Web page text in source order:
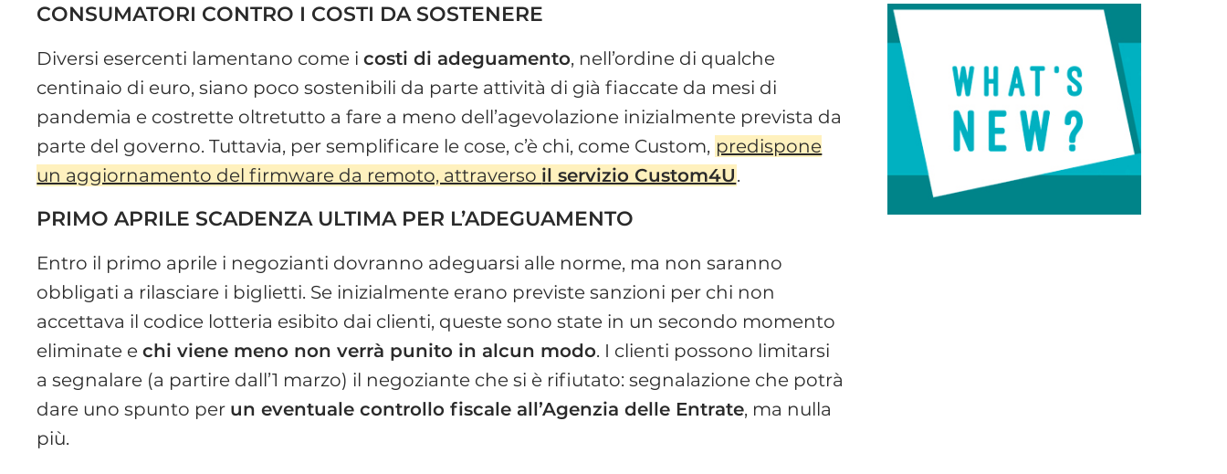
CONSUMATORI CONTRO I COSTI DA SOSTENERE
Diversi esercenti lamentano come icosti di adeguamento, nell’ordine di qualche
centinaio di euro, siano poco sostenibili da parte attività di già fiaccate da mesi di
pandemia e costrette oltretutto a fare a meno dell’agevolazione inizialmente prevista da
parte del governo. Tuttavia, per semplificare le cose, c’è chi, come Custom, predispone
un aggiornamento del firmware da remoto, attraverso il servizio Custom4U.
PRIMO APRILE SCADENZA ULTIMA PER L’ADEGUAMENTO
Entro il primo aprile i negozianti dovranno adeguarsi alle norme, ma non saranno
obbligati a rilasciare i biglietti. Se inizialmente erano previste sanzioni per chi non
accettava il codice lotteria esibito dai clienti, queste sono state in un secondo momento
eliminate echi viene meno non verrà punito in alcun modo. I clienti possono limitarsi
a segnalare (a partire dall’1 marzo) il negoziante che si è rifiutato: segnalazione che potrà
dare uno spunto per un eventuale controllo fiscale all’Agenzia delle Entrate, ma nulla
più.